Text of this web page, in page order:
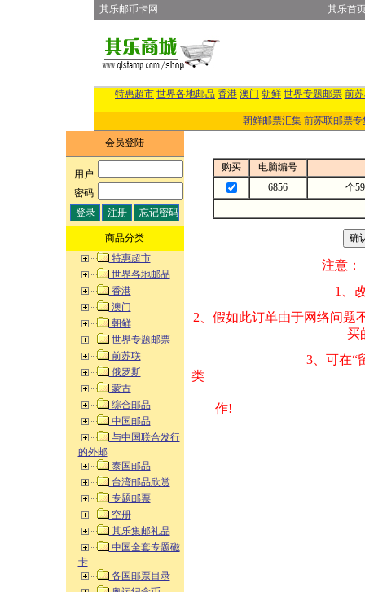
其乐邮币卡网 其乐首
特惠超市 世界各地邮品 香港 澳门 朝鲜 世界专题邮票 前
朝鲜邮票汇集 前苏联邮票专
会员登陆
用户:
密码:
商品分类
特惠超市
世界各地邮品
香港
澳门
朝鲜
世界专题邮票
前苏联
俄罗斯
蒙古
综合邮品
中国邮品
与中国联合发行
的外邮
泰国邮品
台湾邮品欣赏
专题邮票
空册
其乐集邮礼品
中国全套专题磁
卡
各国邮票目录
购买
电脑编号
6856
个
注意：
1、改变商品数量
2、假如此订单由
买的邮品的“
3、可在“
类 方式告之
作!